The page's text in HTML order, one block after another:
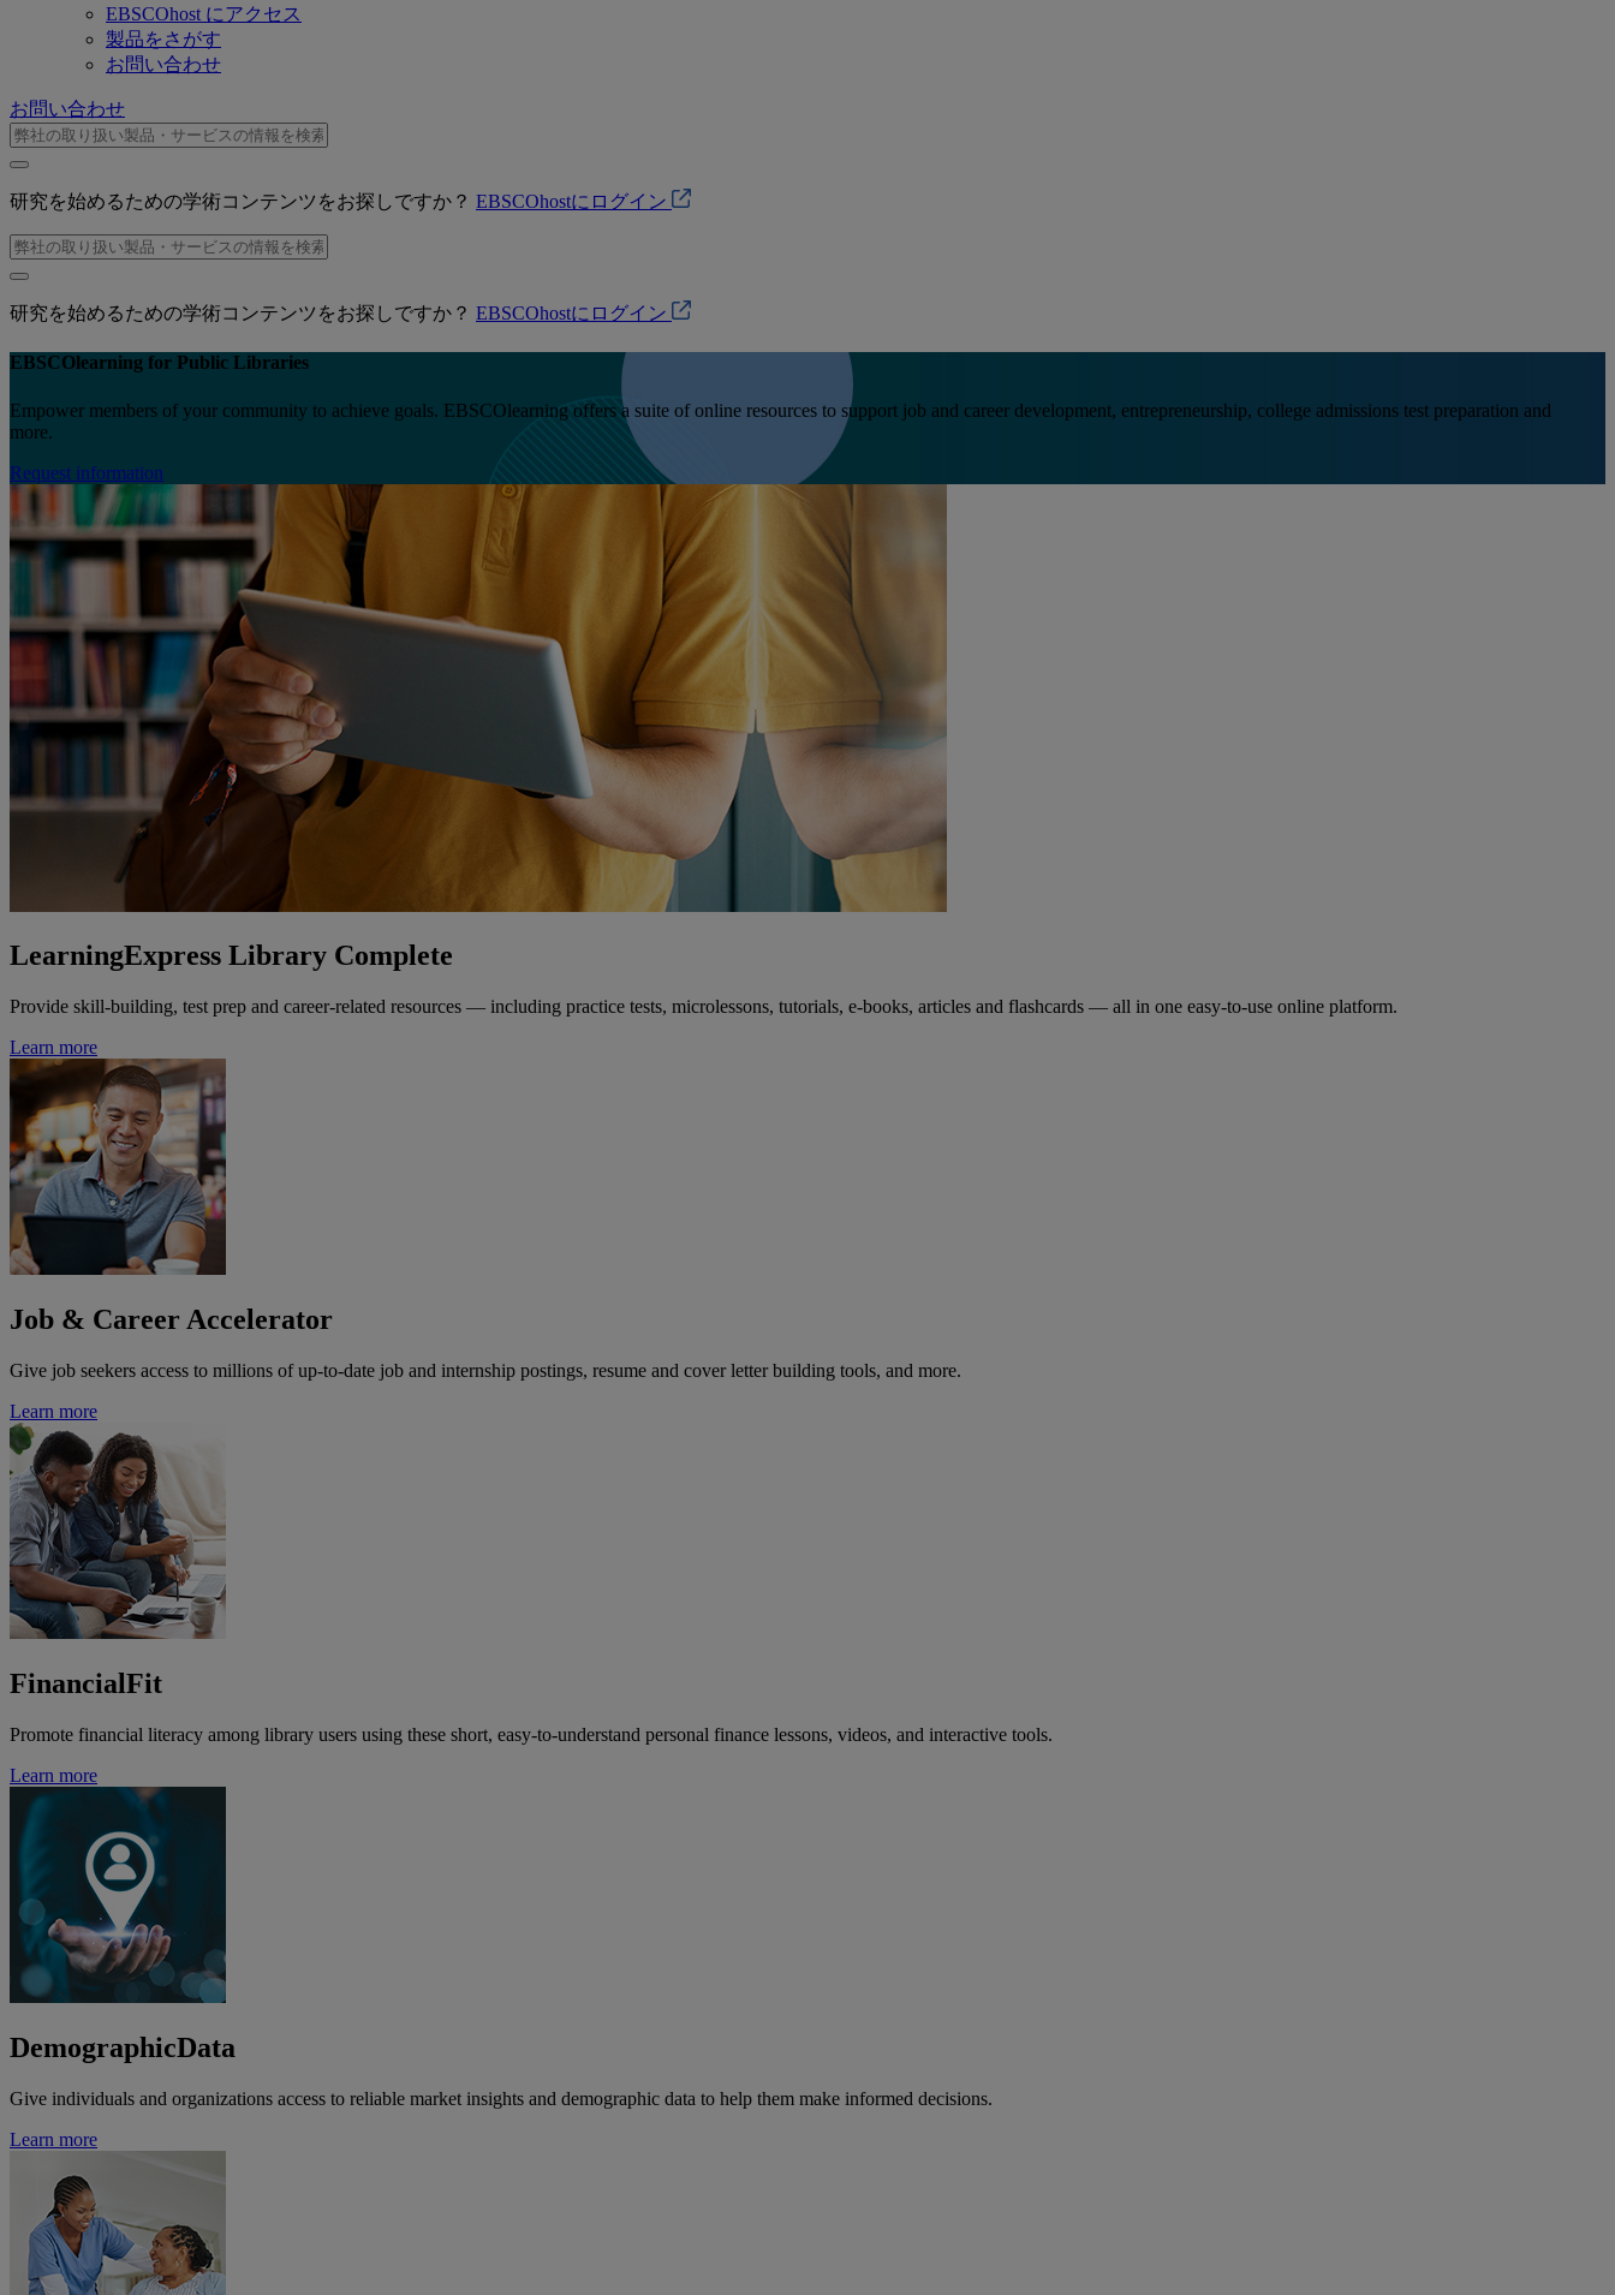
EBSCOhost にアクセス
製品をさがす
お問い合わせ
お問い合わせ
研究を始めるための学術コンテンツをお探しですか？ EBSCOhostにログイン
研究を始めるための学術コンテンツをお探しですか？ EBSCOhostにログイン
EBSCOlearning for Public Libraries
Empower members of your community to achieve goals. EBSCOlearning offers a suite of online resources to support job and career development, entrepreneurship, college admissions test preparation and
more.
Request information
LearningExpress Library Complete
Provide skill-building, test prep and career-related resources — including practice tests, microlessons, tutorials, e-books, articles and flashcards — all in one easy-to-use online platform.
Learn more
Job & Career Accelerator
Give job seekers access to millions of up-to-date job and internship postings, resume and cover letter building tools, and more.
Learn more
FinancialFit
Promote financial literacy among library users using these short, easy-to-understand personal finance lessons, videos, and interactive tools.
Learn more
DemographicData
Give individuals and organizations access to reliable market insights and demographic data to help them make informed decisions.
Learn more